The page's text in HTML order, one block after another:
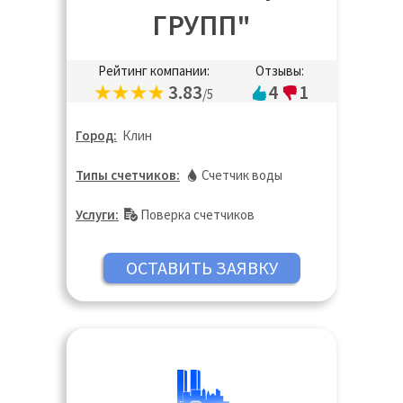
ГРУПП"
Рейтинг компании:
3.83/5
Отзывы:
4 1
Город: Клин
Типы счетчиков: Счетчик воды
Услуги: Поверка счетчиков